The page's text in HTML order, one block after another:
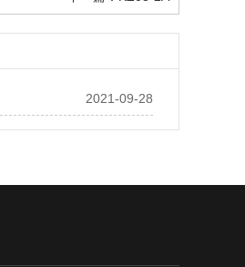
2021-09-28